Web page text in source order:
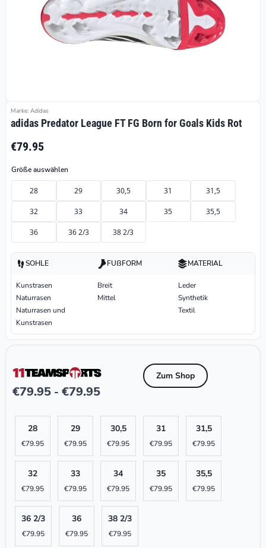
Marke: Adidas
adidas Predator League FT FG Born for Goals Kids Rot
€79.95
Größe auswählen
28 29 30,5 31 31,5
32 33 34 35 35,5
36 36 2/3 38 2/3
SOHLE
Kunstrasen
Naturrasen
Naturrasen und
Kunstrasen
FUßFORM
Breit
Mittel
MATERIAL
Leder
Synthetik
Textil
€79.95 - €79.95
Zum Shop
28
€79.95
29
€79.95
30,5
€79.95
31
€79.95
31,5
€79.95
32
€79.95
33
€79.95
34
€79.95
35
€79.95
35,5
€79.95
36 2/3
€79.95
36
€79.95
38 2/3
€79.95